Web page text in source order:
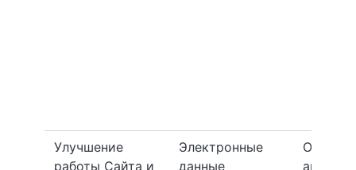
Улучшение
работы Сайта и
Электронные
данные